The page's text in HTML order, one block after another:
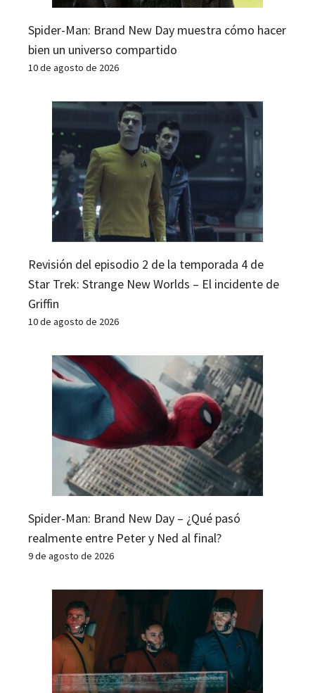
Spider-Man: Brand New Day muestra cómo hacer
bien un universo compartido
10 de agosto de 2026
Revisión del episodio 2 de la temporada 4 de
Star Trek: Strange New Worlds – El incidente de
Griffin
10 de agosto de 2026
Spider-Man: Brand New Day – ¿Qué pasó
realmente entre Peter y Ned al final?
9 de agosto de 2026